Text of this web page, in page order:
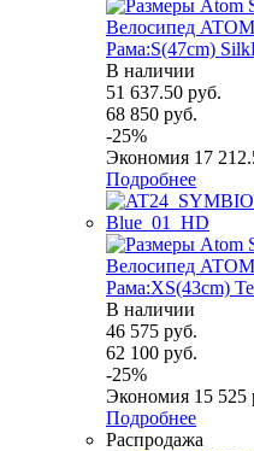
Велосипед
Рама:S(47cm)
В наличии
51 637.50 руб.
68 850 руб.
-25%
Экономия 17
Подробнее
Велосипед
Рама:XS(43cm)
В наличии
46 575 руб.
62 100 руб.
-25%
Экономия 15 525
Подробнее
Распродажа